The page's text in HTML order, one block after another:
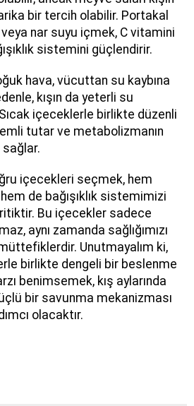
bir tercih olabilir. Portakal
nar suyu içmek, C vitamini
sistemini güçlendirir.
hava, vücuttan su kaybına
kışın da yeterli su
içeceklerle birlikte düzenli
tutar ve metabolizmanın
sağlar.
içecekleri seçmek, hem
de bağışıklık sistemimizi
Bu içecekler sadece
aynı zamanda sağlığımızı
Unutmayalım ki,
birlikte dengeli bir beslenme
benimsemek, kış aylarında
bir savunma mekanizması
olacaktır.